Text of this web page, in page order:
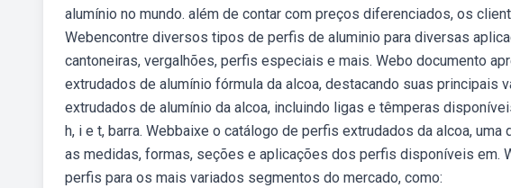
alumínio no mundo. além de contar com preços diferenciados, os
Webencontre diversos tipos de perfis de aluminio para diversas
cantoneiras, vergalhões, perfis especiais e mais. Webo documento
extrudados de alumínio fórmula da alcoa, destacando suas principais
extrudados de alumínio da alcoa, incluindo ligas e têmperas
h, i e t, barra. Webbaixe o catálogo de perfis extrudados da alcoa,
as medidas, formas, seções e aplicações dos perfis disponíveis em.
perfis para os mais variados segmentos do mercado, como: